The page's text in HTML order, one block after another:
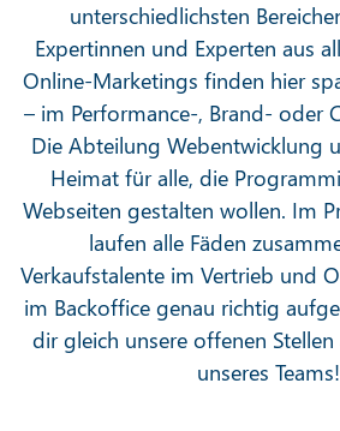
unterschiedlichsten
Expertinnen und Experten aus
Online-Marketings finden hier
– im Performance-, Brand- oder
Die Abteilung Webentwicklung
Heimat für alle, die
Webseiten gestalten wollen. Im
laufen alle Fäden
Verkaufstalente im Vertrieb und
im Backoffice genau richtig
dir gleich unsere offenen
unseres Teams!